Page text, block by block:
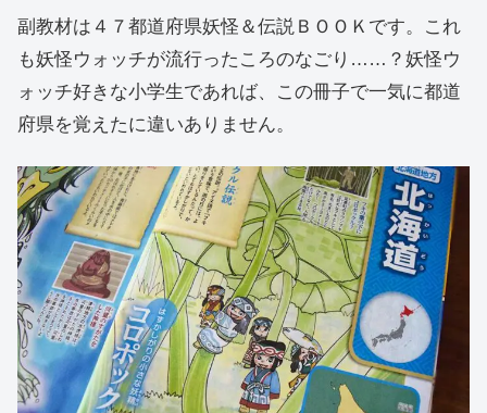
副教材は４７都道府県妖怪＆伝説ＢＯＯＫです。これ
も妖怪ウォッチが流行ったころのなごり……？妖怪ウ
ォッチ好きな小学生であれば、この冊子で一気に都道
府県を覚えたに違いありません。